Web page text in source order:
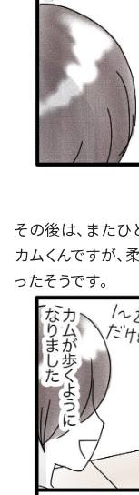
その後は、また
カムくんですが、
ったそうです。